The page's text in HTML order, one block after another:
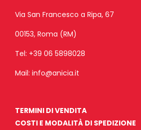
Via San Francesco a Ripa, 67
00153, Roma (RM)
Tel: +39 06 5898028
Mail: info@anicia.it
TERMINI DI VENDITA
COSTI E MODALITÀ DI SPEDIZIONE